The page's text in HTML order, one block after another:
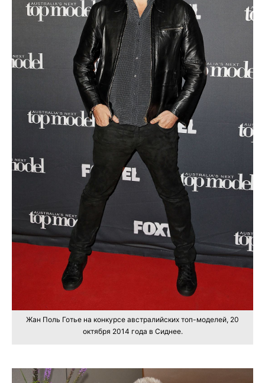
Жан Поль Готье на конкурсе австралийских топ-моделей, 20
октября 2014 года в Сиднее.